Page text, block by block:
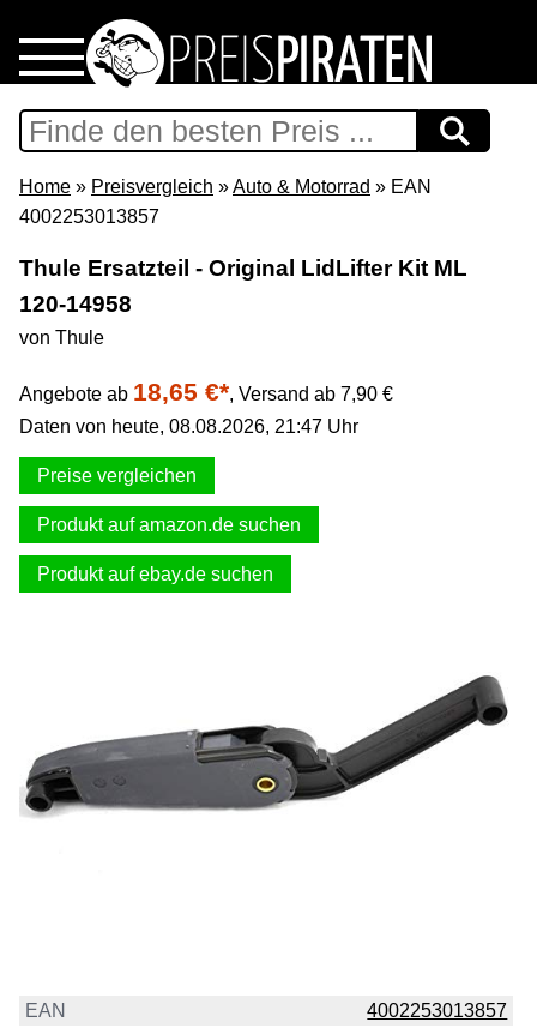
Home
Download
Support & Newsletter
Presse
Datenschutz
Impressum
Home » Preisvergleich »Auto & Motorrad » EAN
4002253013857
Thule Ersatzteil - Original LidLifter Kit ML
120-14958
von Thule
Angebote ab 18,65 €*, Versand ab 7,90 €
Daten von heute, 08.08.2026, 21:47 Uhr
Preise vergleichen
Produkt auf amazon.de suchen
Produkt auf ebay.de suchen
EAN
4002253013857